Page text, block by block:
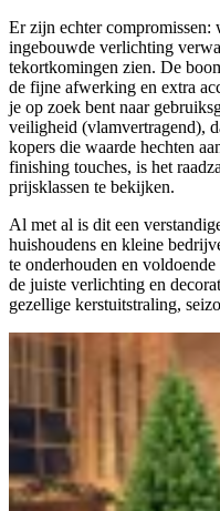
Er zijn echter compromissen:
ingebouwde verlichting
tekortkomingen zien. De
de fijne afwerking en extra
je op zoek bent naar
veiligheid (vlamvertragend),
kopers die waarde hechten
finishing touches, is het
prijsklassen te bekijken.
Al met al is dit een
huishoudens en kleine
te onderhouden en
de juiste verlichting en
gezellige kerstuitstraling,